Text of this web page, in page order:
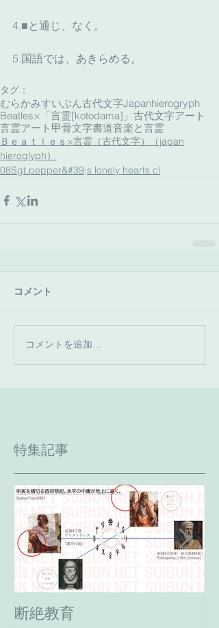
4.■と通じ、なく。
5.国語では、あきらめる。
タグ：
むらかみすいぶん古代文字Japanhierogryph
Beatles×「言霊[kotodama]」 古代文字アート
言霊アート 甲骨文字書道音楽と言霊
Ｂｅａｔｌｅｓ×言霊（古代文字）（japan
hieroglyph）
08Sgt.pepper&#39;s lonely hearts cl
コメント
コメントを追加…
特集記事
断絶教育